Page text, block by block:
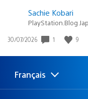
Sachie Kobari
PlayStation.Blog
Date
publication
30/07/2026 1 9
Choisir
une
Région
actuelle
Français